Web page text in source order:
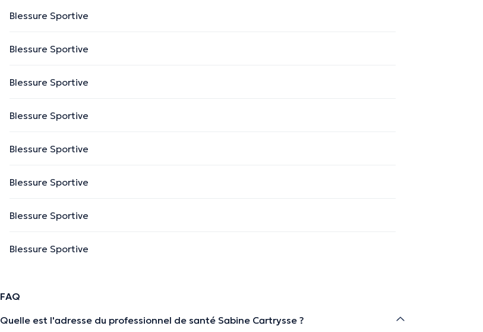
Blessure Sportive
Blessure Sportive
Blessure Sportive
Blessure Sportive
Blessure Sportive
Blessure Sportive
Blessure Sportive
Blessure Sportive
FAQ
Quelle est l'adresse du professionnel de santé Sabine Cartrysse ?